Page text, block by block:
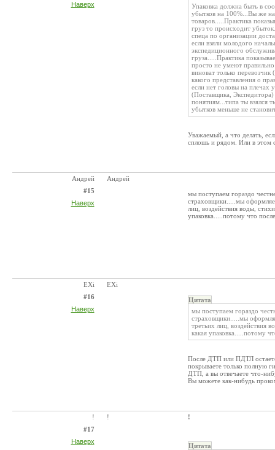
Наверх
Упаковка должна быть в
убытков на 100%...Вы же
товаров.....Практика
груз то происходит
спеца по организации
если взяли молодого
экспедиционного
груза.....Практика
просто не умеют правильно
виноват только
какого представления о
если нет головы на плечах
(Поставщика,
понятиям...типа ты взялся
убытков меньше не
Уважаемый, а что делать,
сплошь и рядом. Или в этом
Андрей
#15
Наверх
Андрей
мы поступаем гораздо
страховщики.....мы
лиц, воздействия воды,
упаковка.....потому что
EXi
#16
Наверх
EXi
Цитата
мы поступаем гораздо
страховщики.....мы
третьих лиц, воздействия
какая упаковка.....потому
После ДТП или ПДТЛ
покрываете только полную
ДТП, а вы отвечаете что-
Вы можете как-нибудь
!
#17
Наверх
! !
Цитата